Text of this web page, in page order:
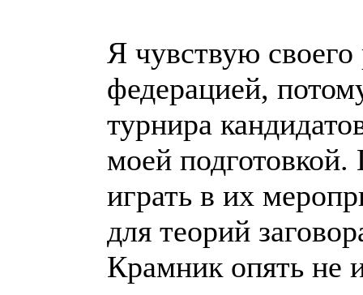
Я чувствую своего
федерацией,
турнира
моей
играть в их
для теорий
Крамник опять не